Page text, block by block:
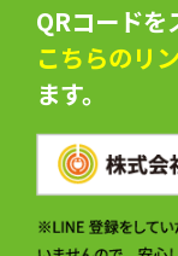
QRコードを
こちらのリ
ます。